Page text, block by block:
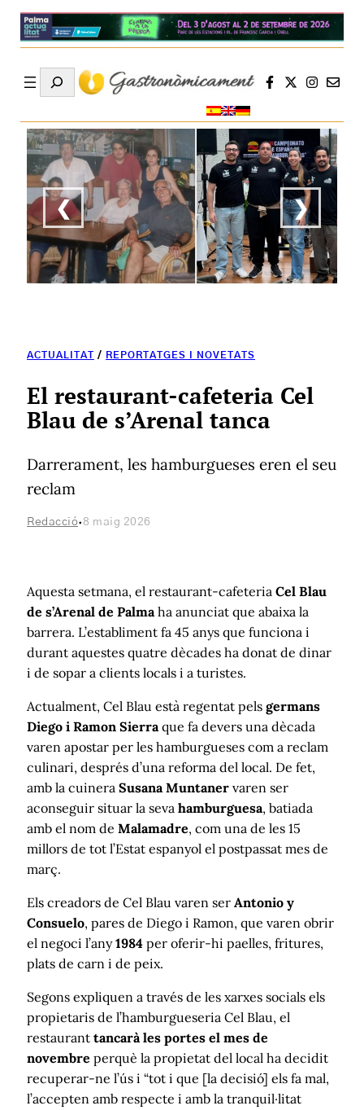
Search
❮ ❯
ACTUALITAT / REPORTATGES I NOVETATS
El restaurant-cafeteria Cel
Blau de s’Arenal tanca
Darrerament, les hamburgueses eren el seu
reclam
Redacció·8 maig 2026
Aquesta setmana, el restaurant-cafeteria Cel Blau
de s’Arenal de Palmaha anunciat que abaixa la
barrera. L’establiment fa 45 anys que funciona i
durant aquestes quatre dècades ha donat de dinar
i de sopar a clients locals i a turistes.
Actualment, Cel Blau està regentat pels germans
Diego i Ramon Sierraque fa devers una dècada
varen apostar per les hamburgueses com a reclam
culinari, després d’una reforma del local. De fet,
amb la cuinera Susana Muntaner varen ser
aconseguir situar la seva hamburguesa, batiada
amb el nom de Malamadre, com una de les 15
millors de tot l’Estat espanyol el postpassat mes de
març.
Els creadors de Cel Blau varen ser Antonio y
Consuelo, pares de Diego i Ramon, que varen obrir
el negoci l’any1984 per oferir-hi paelles, fritures,
plats de carn i de peix.
Segons expliquen a través de les xarxes socials els
propietaris de l’hamburgueseria Cel Blau, el
restaurant tancarà les portes el mes de
novembre perquè la propietat del local ha decidit
recuperar-ne l’ús i “tot i que [la decisió] els fa mal,
l’accepten amb respecte i amb la tranquil·litat